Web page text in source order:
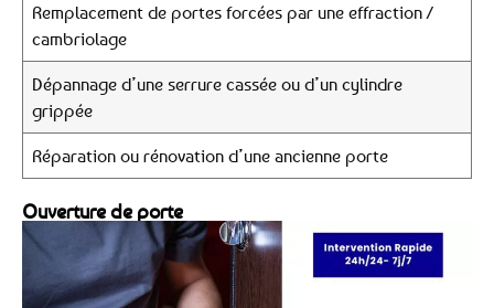
Remplacement de portes forcées par une effraction /
cambriolage
Dépannage d’une serrure cassée ou d’un cylindre
grippée
Réparation ou rénovation d’une ancienne porte
Ouverture de porte